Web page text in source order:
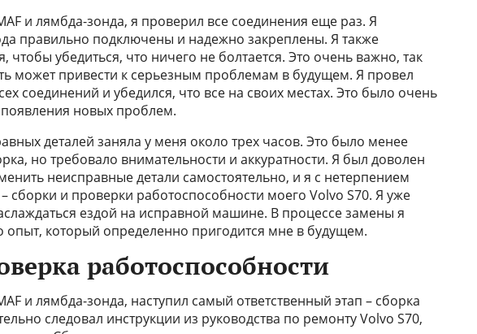
и лямбда-зонда, я проверил все соединения еще раз. Я
правильно подключены и надежно закреплены. Я также
чтобы убедиться, что ничего не болтается. Это очень важно, так
может привести к серьезным проблемам в будущем. Я провел
соединений и убедился, что все на своих местах. Это было очень
новых проблем.
деталей заняла у меня около трех часов. Это было менее
но требовало внимательности и аккуратности. Я был доволен
неисправные детали самостоятельно, и я с нетерпением
сборки и проверки работоспособности моего Volvo S70. Я уже
ездой на исправной машине. В процессе замены я
опыт, который определенно пригодится мне в будущем.
работоспособности
и лямбда-зонда, наступил самый ответственный этап – сборка
следовал инструкции из руководства по ремонту Volvo S70,